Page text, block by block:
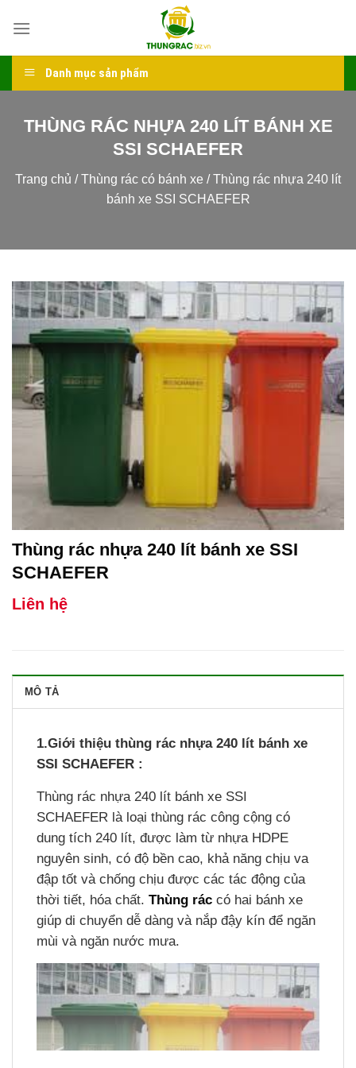
Danh mục sản phẩm
THÙNG RÁC NHỰA 240 LÍT BÁNH XE
SSI SCHAEFER
Trang chủ /Thùng rác có bánh xe /Thùng rác nhựa 240 lít
bánh xe SSI SCHAEFER
Thùng rác nhựa 240 lít bánh xe SSI
SCHAEFER
Liên hệ
MÔ TẢ
1.Giới thiệu thùng rác nhựa 240 lít bánh xe
SSI SCHAEFER :
Thùng rác nhựa 240 lít bánh xe SSI
SCHAEFER là loại thùng rác công cộng có
dung tích 240 lít, được làm từ nhựa HDPE
nguyên sinh, có độ bền cao, khả năng chịu va
đập tốt và chống chịu được các tác động của
thời tiết, hóa chất. Thùng rác có hai bánh xe
giúp di chuyển dễ dàng và nắp đậy kín để ngăn
mùi và ngăn nước mưa.